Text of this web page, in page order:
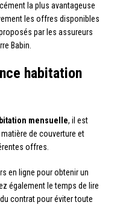
la plus avantageuse
les offres disponibles
par les assureurs
Babin.
habitation
mensuelle, il est
de couverture et
offres.
en ligne pour obtenir un
également le temps de lire
contrat pour éviter toute